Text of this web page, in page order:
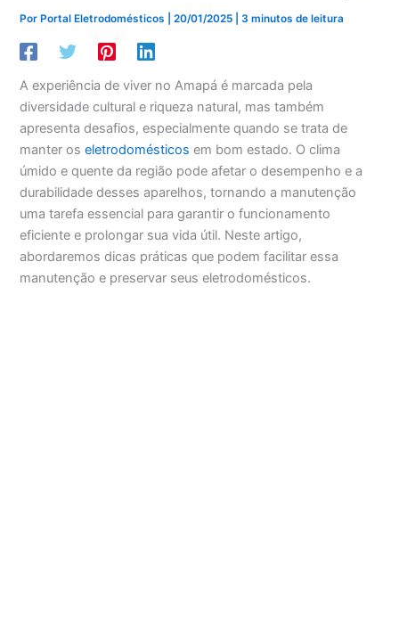
Por Portal Eletrodomésticos |20/01/2025 |3 minutos de leitura
A experiência de viver no Amapá é marcada pela
diversidade cultural e riqueza natural, mas também
apresenta desafios, especialmente quando se trata de
manter oseletrodomésticos em bom estado. O clima
úmido e quente da região pode afetar o desempenho e a
durabilidade desses aparelhos, tornando a manutenção
uma tarefa essencial para garantir o funcionamento
eficiente e prolongar sua vida útil. Neste artigo,
abordaremos dicas práticas que podem facilitar essa
manutenção e preservar seus eletrodomésticos.